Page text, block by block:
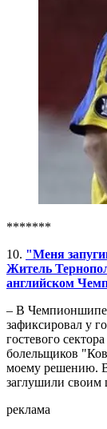
*******
10. "Меня
Житель
английском
– В Чемпионшипе
зафиксировал у
гостевого
болельщиков
моему решению.
заглушили
реклама